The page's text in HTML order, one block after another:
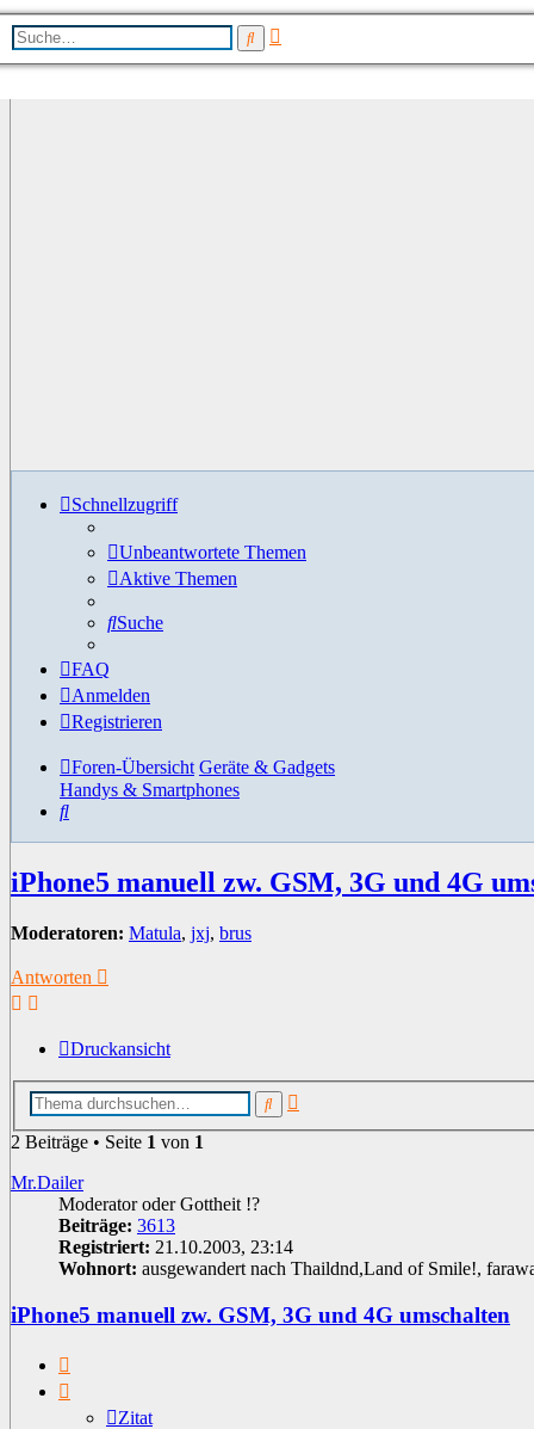
Suche
Schnellzugriff
Unbeantwortete Themen
Aktive Themen
Suche
FAQ
Anmelden
Registrieren
Foren-Übersicht Geräte & Gadgets
Handys & Smartphones
Suche
iPhone5 manuell zw. GSM, 3G und 4G
Moderatoren: Matula, jxj, brus
Antworten
Druckansicht
Suche
2 Beiträge • Seite 1 von 1
Mr.Dailer
Moderator oder Gottheit !?
Beiträge: 3613
Registriert: 21.10.2003, 23:14
Wohnort: ausgewandert nach Thaildnd,Land of Smile!,
iPhone5 manuell zw. GSM, 3G und 4G umschalten
Zitat